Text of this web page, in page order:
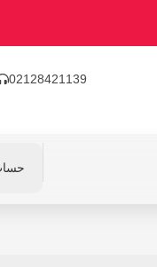
02128421139